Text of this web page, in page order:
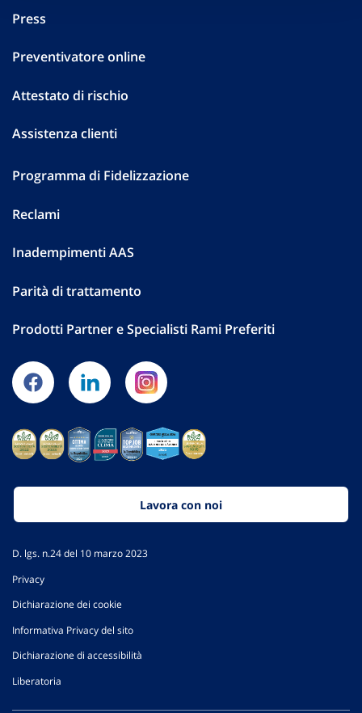
Press
Preventivatore online
Attestato di rischio
Assistenza clienti
Programma di Fidelizzazione
Reclami
Inadempimenti AAS
Parità di trattamento
Prodotti Partner e Specialisti Rami Preferiti
Lavora con noi
D. lgs. n.24 del 10 marzo 2023
Privacy
Dichiarazione dei cookie
Informativa Privacy del sito
Dichiarazione di accessibilità
Liberatoria